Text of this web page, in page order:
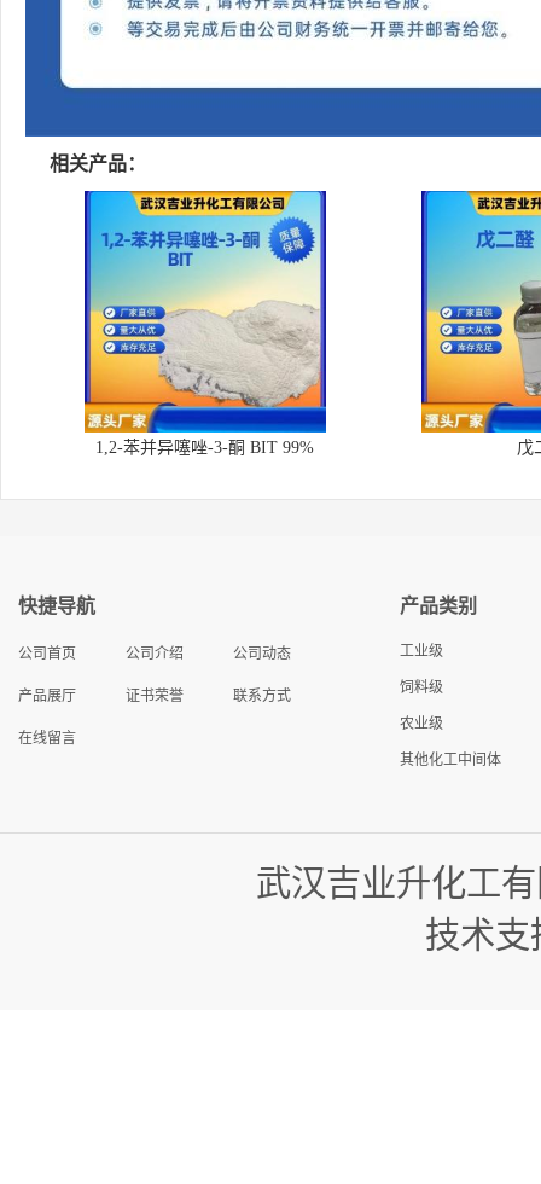
相关产品：
1,2-苯并异噻唑-3-酮 BIT 99% 戊
快捷导航
公司首页 公司介绍 公司动态
产品展厅 证书荣誉 联系方式
在线留言
产品类别
工业级
饲料级
农业级
其他化工中间体
武汉吉业升化工
技术